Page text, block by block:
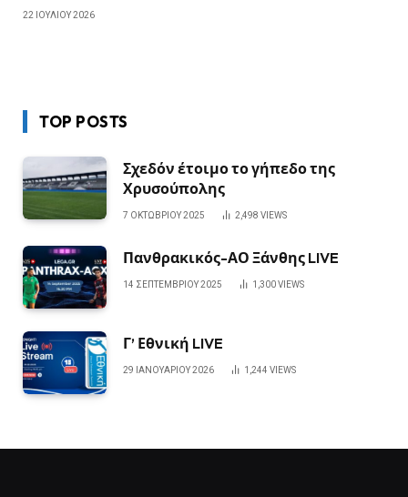
22 ΙΟΥΛΊΟΥ 2026
TOP POSTS
Σχεδόν έτοιμο το γήπεδο της
Χρυσούπολης
7 ΟΚΤΩΒΡΊΟΥ 2025 2,498 VIEWS
Πανθρακικός-ΑΟ Ξάνθης LIVE
14 ΣΕΠΤΕΜΒΡΊΟΥ 2025 1,300VIEWS
Γ’ Εθνική LIVE
29 ΙΑΝΟΥΑΡΊΟΥ 2026 1,244 VIEWS